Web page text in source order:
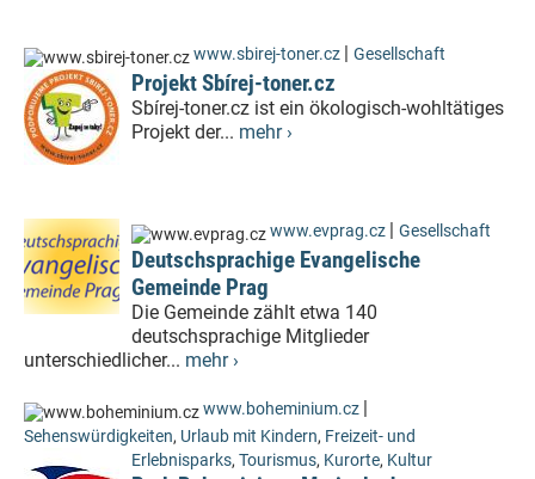
www.sbirej-toner.cz | Gesellschaft
Projekt Sbírej-toner.cz
Sbírej-toner.cz ist ein ökologisch-wohltätiges
Projekt der... mehr ›
www.evprag.cz | Gesellschaft
Deutschsprachige Evangelische
Gemeinde Prag
Die Gemeinde zählt etwa 140
deutschsprachige Mitglieder
unterschiedlicher... mehr ›
www.boheminium.cz |
Sehenswürdigkeiten, Urlaub mit Kindern, Freizeit- und
Erlebnisparks, Tourismus, Kurorte, Kultur